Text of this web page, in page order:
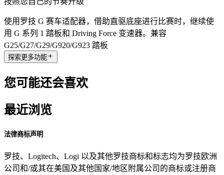
使用罗技 G 赛车适配器，借助直驱底座进行比赛时，继续使
用 G 系列 1 踏板和 Driving Force 变速器。兼容
G25/G27/G29/G920/G923 踏板
探索更多功能
您可能还会喜欢
最近浏览
法律商标声明
罗技、Logitech、Logi 以及其他罗技商标和标志均为罗技欧洲
公司和/或其在美国及其他国家/地区附属公司的商标或注册商